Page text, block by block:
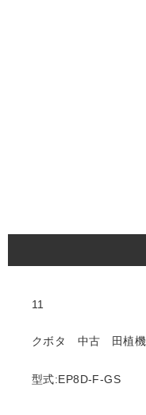
11
クボタ 中古 田植機
型式:EP8D-F-GS